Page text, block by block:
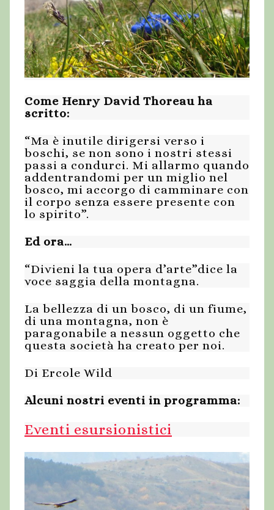
Come Henry David Thoreau ha
scritto:
“Ma è inutile dirigersi verso i
boschi, se non sono i nostri stessi
passi a condurci. Mi allarmo quando
addentrandomi per un miglio nel
bosco, mi accorgo di camminare con
il corpo senza essere presente con
lo spirito”.
Ed ora…
“Divieni la tua opera d’arte”dice la
voce saggia della montagna.
La bellezza di un bosco, di un fiume,
di una montagna, non è
paragonabile a nessun oggetto che
questa società ha creato per noi.
Di Ercole Wild
Alcuni nostri eventi in programma:
Eventi esursionistici